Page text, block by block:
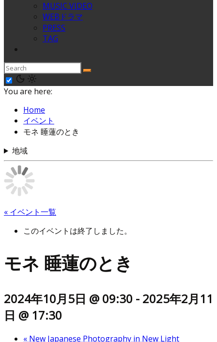
MUSIC VIDEO
WEBドラマ
PRESS
TAG
You are here:
Home
イベント
モネ 睡蓮のとき
地域
« イベント一覧
このイベントは終了しました。
モネ 睡蓮のとき
2024年10月5日 @ 09:30 - 2025年2月11
日 @ 17:30
« New Japanese Photography in New Light